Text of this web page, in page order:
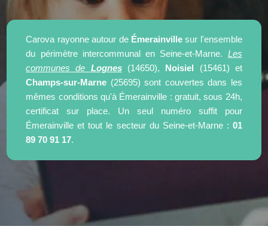
Carova rayonne autour de Émerainvillesur l'ensemble
du périmètre intercommunal en Seine-et-Marne. Les
communes de Lognes(14650), Noisiel (15461) et
Champs-sur-Marne (25695) sont couvertes dans les
mêmes conditions qu'à Émerainville : gratuit, sous 24h,
certificat sur place. Un seul numéro suffit pour
Émerainville et tout le secteur du Seine-et-Marne : 01
89 70 91 17.